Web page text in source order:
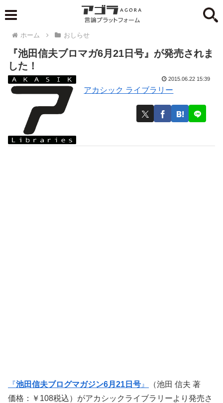
ホーム おしらせ
『池田信夫ブロマガ6月21日号』が発売されま
した！
アカシック ライブラリー
2015.06.22 15:39
『池田信夫ブログマガジン6月21日号 』
（池田 信夫 著
価格：￥108税込）がアカシックライブラリーより発売さ